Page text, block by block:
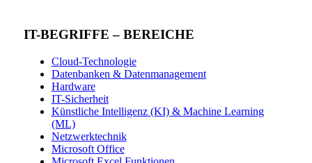
IT-BEGRIFFE – BEREICHE
Cloud-Technologie
Datenbanken & Datenmanagement
Hardware
IT-Sicherheit
Künstliche Intelligenz (KI) & Machine Learning
(ML)
Netzwerktechnik
Microsoft Office